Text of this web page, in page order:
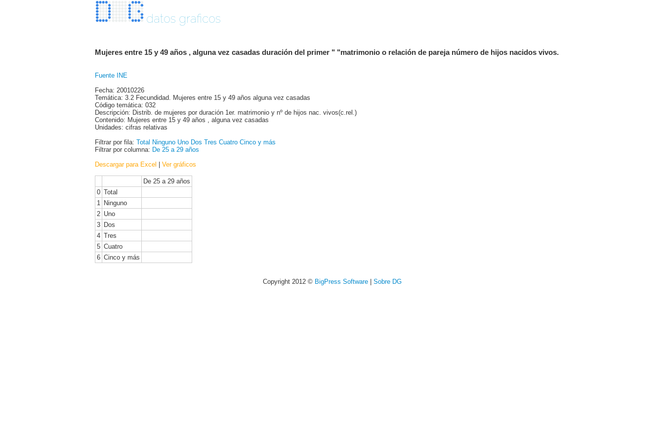
datos graficos
Mujeres entre 15 y 49 años , alguna vez casadas duración del primer " "matrimonio o relación de pareja número de hijos nacidos vivos.
Fuente INE
Fecha: 20010226
Temática: 3.2 Fecundidad. Mujeres entre 15 y 49 años alguna vez casadas
Código temática: 032
Descripción: Distrib. de mujeres por duración 1er. matrimonio y nº de hijos nac. vivos(c.rel.)
Contenido: Mujeres entre 15 y 49 años , alguna vez casadas
Unidades: cifras relativas
Filtrar por fila: Total Ninguno Uno Dos Tres Cuatro Cinco y más
Filtrar por columna: De 25 a 29 años
Descargar para Excel | Ver gráficos
De 25 a 29 años
0 Total
1
Ninguno
2 Uno
3 Dos
4 Tres
5 Cuatro
6 Cinco y más
Copyright 2012 © BigPress Software| Sobre DG